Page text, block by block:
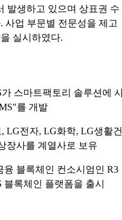
발생하고 있으며 상표권 수
사업 부문별 전문성을 제고
실시하였다.
스마트팩토리 솔루션에
를 개발
LG전자, LG화학, LG생활건
장사를 계열사로 보유
융 블록체인 컨소시엄인 R3
록체인 플랫폼을 출시